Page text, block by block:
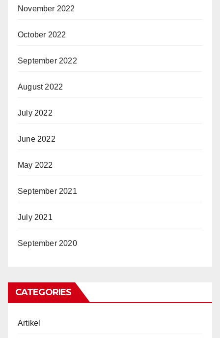
November 2022
October 2022
September 2022
August 2022
July 2022
June 2022
May 2022
September 2021
July 2021
September 2020
CATEGORIES
Artikel